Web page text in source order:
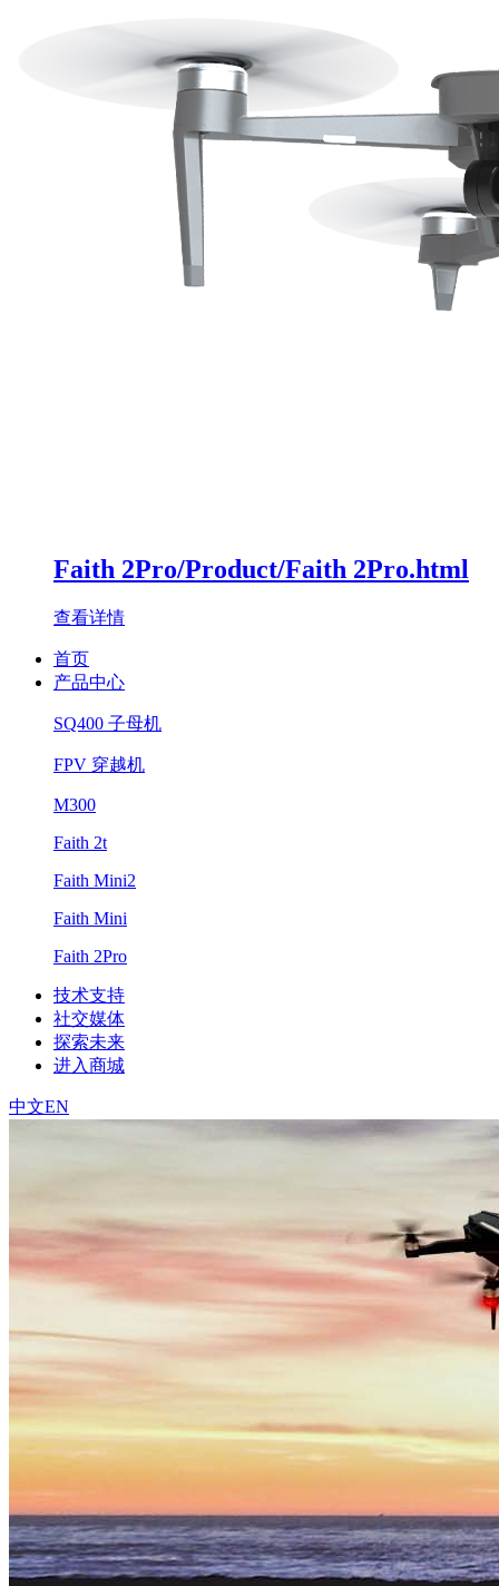
Faith 2Pro/Product/Faith 2Pro.html
查看详情
首页
产品中心
SQ400 子母机
FPV 穿越机
M300
Faith 2t
Faith Mini2
Faith Mini
Faith 2Pro
技术支持
社交媒体
探索未来
进入商城
中文EN